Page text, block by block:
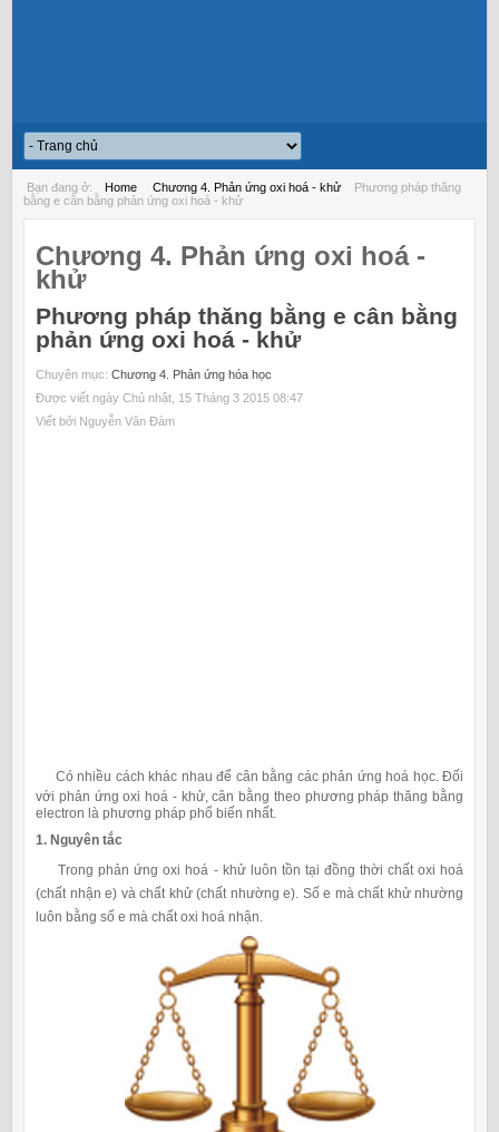
Bạn đang ở: Home Chương 4. Phản ứng oxi hoá - khử
Phương pháp thăng
bằng e cân bằng phản ứng oxi hoá - khử
Chương 4. Phản ứng oxi hoá -
khử
Phương pháp thăng bằng e cân bằng
phản ứng oxi hoá - khử
Chuyên mục: Chương 4. Phản ứng hóa học
Được viết ngày Chủ nhật, 15 Tháng 3 2015 08:47
Viết bởi Nguyễn Văn Đàm
Có nhiều cách khác nhau để cân bằng các phản ứng hoá học. Đối
với phản ứng oxi hoá - khử, cân bằng theo phương pháp thăng bằng
electron là phương pháp phổ biến nhất.
1. Nguyên tắc
Trong phản ứng oxi hoá - khử luôn tồn tại đồng thời chất oxi hoá
(chất nhận e) và chất khử (chất nhường e). Số e mà chất khử nhường
luôn bằng số e mà chất oxi hoá nhận.